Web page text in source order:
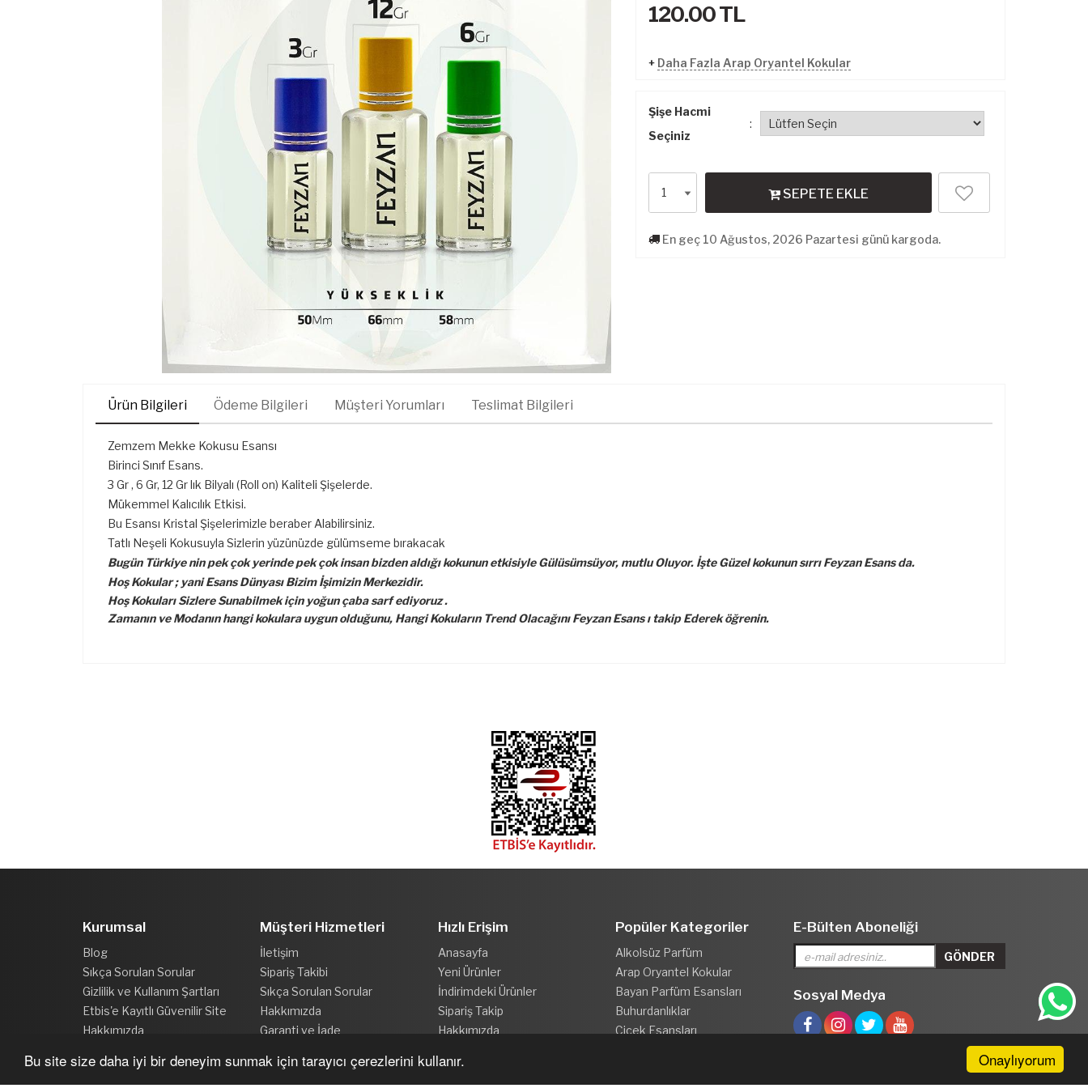
Onaylıyorum
Bu site size daha iyi bir deneyim sunmak için tarayıcı çerezlerini kullanır.
120.00TL
+ Daha Fazla Arap Oryantel Kokular
Şişe Hacmi
Seçiniz
:
SEPETE EKLE
En geç 10 Ağustos, 2026 Pazartesi günü kargoda.
Ürün Bilgileri Ödeme Bilgileri Müşteri Yorumları Teslimat Bilgileri
Zemzem Mekke Kokusu Esansı
Birinci Sınıf Esans.
3 Gr , 6 Gr, 12 Gr lık Bilyalı (Roll on) Kaliteli Şişelerde.
Mükemmel Kalıcılık Etkisi.
Bu Esansı Kristal Şişelerimizle beraber Alabilirsiniz.
Tatlı Neşeli Kokusuyla Sizlerin yüzünüzde gülümseme bırakacak
Bugün Türkiye nin pek çok yerinde pek çok insan bizden aldığı kokunun etkisiyle Gülüsümsüyor, mutlu Oluyor. İşte Güzel kokunun sırrı Feyzan Esans da.
Hoş Kokular ; yani Esans Dünyası Bizim İşimizin Merkezidir.
Hoş Kokuları Sizlere Sunabilmek için yoğun çaba sarf ediyoruz .
Zamanın ve Modanın hangi kokulara uygun olduğunu, Hangi Kokuların Trend Olacağını Feyzan Esans ı takip Ederek öğrenin.
Kurumsal
Blog
Sıkça Sorulan Sorular
Gizlilik ve Kullanım Şartları
Etbis'e Kayıtlı Güvenilir Site
Hakkımızda
Müşteri Hizmetleri
İletişim
Sipariş Takibi
Sıkça Sorulan Sorular
Hakkımızda
Garanti ve İade
Hızlı Erişim
Anasayfa
Yeni Ürünler
İndirimdeki Ürünler
Sipariş Takip
Hakkımızda
Popüler Kategoriler
Alkolsüz Parfüm
Arap Oryantel Kokular
Bayan Parfüm Esansları
Buhurdanlıklar
Çiçek Esansları
E-Bülten Aboneliği
Sosyal Medya